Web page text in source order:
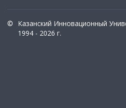
©
Казанский Инновационный
1994 - 2026 г.